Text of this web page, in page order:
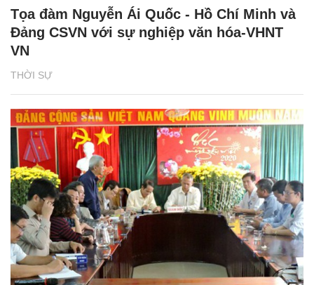
THỜI SỰ
Tọa đàm Nguyễn Ái Quốc - Hồ Chí Minh và
Đảng CSVN với sự nghiệp văn hóa-VHNT
VN